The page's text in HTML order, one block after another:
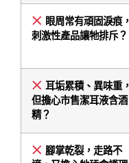
眼周常有頑固淚痕，
刺激性產品讓牠排斥？
耳垢累積、異味重，
但擔心市售潔耳液含酒
精？
腳掌乾裂，走路不